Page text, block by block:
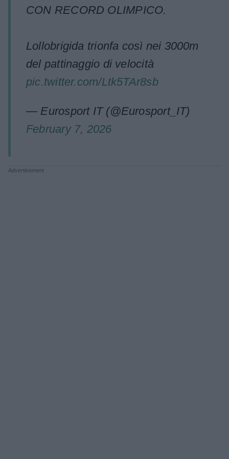
CON RECORD OLIMPICO.
Lollobrigida trionfa così nei 3000m
del pattinaggio di velocità
pic.twitter.com/Ltk5TAr8sb
— Eurosport IT (@Eurosport_IT)
February 7, 2026